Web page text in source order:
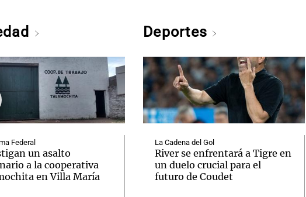
Federal
un asalto
a la cooperativa
en Villa María
Deportes
La Cadena del Gol
River se enfrentará a Tigre en
un duelo crucial para el
futuro de Coudet